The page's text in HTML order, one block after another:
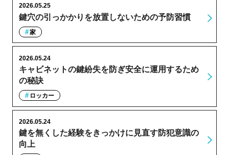
鍵穴の引っかかりを放置しないための予防習慣
2026.05.25
家
キャビネットの鍵紛失を防ぎ安全に運用するため
の秘訣
2026.05.24
ロッカー
鍵を無くした経験をきっかけに見直す防犯意識の
向上
2026.05.24